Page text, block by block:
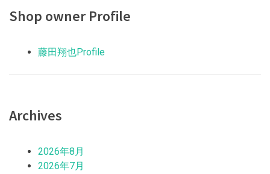
Shop owner Profile
藤田翔也Profile
Archives
2026年8月
2026年7月